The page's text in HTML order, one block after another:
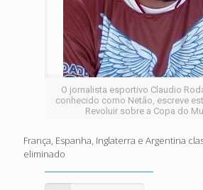
O jornalista esportivo Claudio
conhecido como Netão, escreve
Revoluir sobre a Copa do
França, Espanha, Inglaterra e Argentina
eliminado